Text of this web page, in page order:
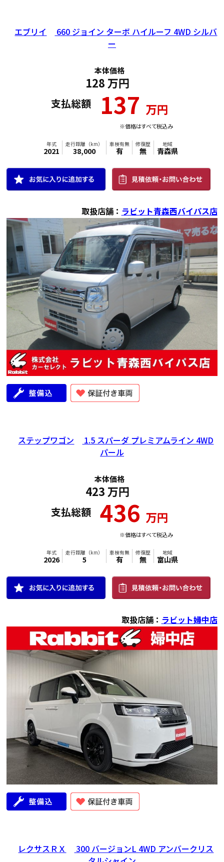
エブリイ
660 ジョイン ターボ ハイルーフ 4WD シルバ
ー
本体価格
128 万円
支払総額 137 万円
※価格はすべて税込み
2021 38,000
車検有無
有
取扱店舗： ラビット青森西バイパス店
ステップワゴン
1.5 スパーダ プレミアムライン 4WD
パール
本体価格
423 万円
支払総額 436 万円
※価格はすべて税込み
2026 5 有 無 富山県
取扱店舗： ラビット婦中店
レクサスＲＸ
300 バージョンL 4WD アンバークリス